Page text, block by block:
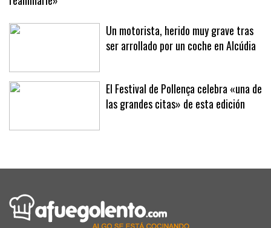
«Ha sido muy fuerte, los sanitarios lo rodeaban intentando
reanimarle»
Un motorista, herido muy grave tras
El Festival de Pollença celebra «una de